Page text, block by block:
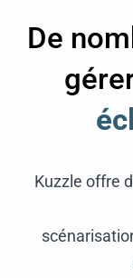
De
Kuzzle offre